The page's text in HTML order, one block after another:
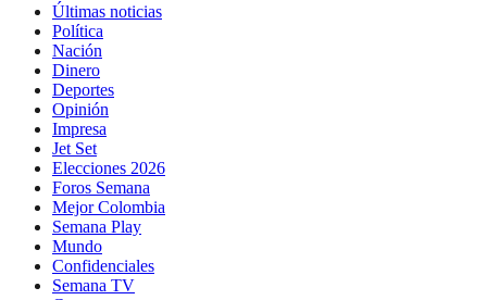
Últimas noticias
Política
Nación
Dinero
Deportes
Opinión
Impresa
Jet Set
Elecciones 2026
Foros Semana
Mejor Colombia
Semana Play
Mundo
Confidenciales
Semana TV